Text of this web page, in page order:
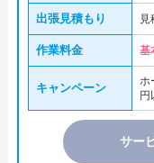
出張見積もり 見
作業料金 基
キャンペーン
ホ
円
サー